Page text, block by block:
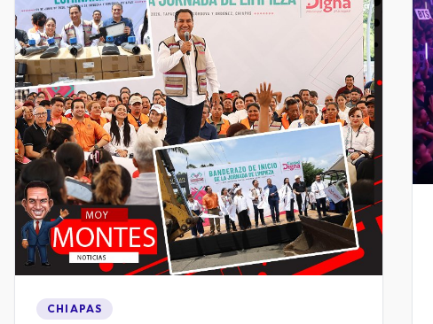
CHIAPAS